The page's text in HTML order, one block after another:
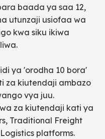
baada ya saa 12,
utunzaji usiofaa wa
kwa siku ikiwa
ya 'orodha 10 bora'
za kiutendaji ambazo
vya juu.
za kiutendaji kati ya
Traditional Freight
platforms.